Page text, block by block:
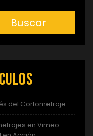
Buscar
del Cortometraje
en Vimeo: